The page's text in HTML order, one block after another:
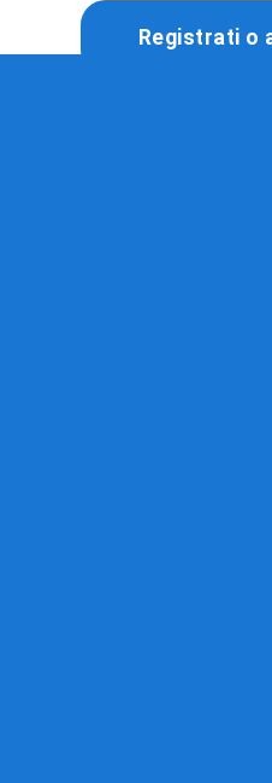
Registrati o